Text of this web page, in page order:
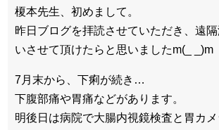
榎本先生、初めまして。
昨日ブログを拝読させていただき、遠
いさせて頂けたらと思いましたm(_ _)m
7月末から、下痢が続き…
下腹部痛や胃痛などがあります。
明後日は病院で大腸内視鏡検査と胃カ